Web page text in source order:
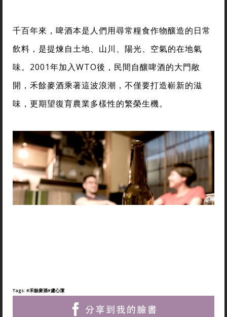
千百年來，啤酒本是人們用尋常糧食作物釀造的日常
飲料，是提煉自土地、山川、陽光、空氣的在地氣
味。2001年加入WTO後，民間自釀啤酒的大門敞
開，禾餘麥酒乘著這波浪潮，不僅要打造嶄新的滋
味，更期望復育農業多樣性的繁榮生機。
Tags: #禾餘麥酒#盧心潔